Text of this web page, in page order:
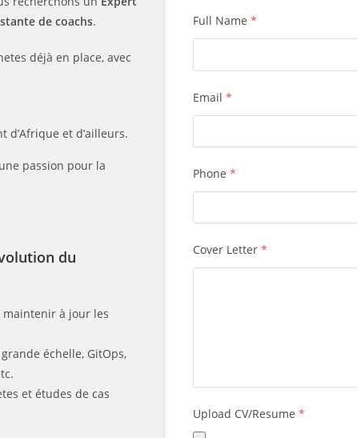
de coachs.
déjà en place, avec
d’Afrique et d’ailleurs.
passion pour la
du
maintenir à jour les
échelle, GitOps,
et études de cas
Full Name *
Email *
Phone *
Cover Letter *
Upload CV/Resume *